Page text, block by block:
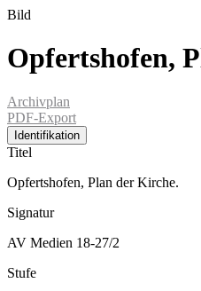
Bild
Opfertshofen,
Archivplan
PDF-Export
Identifikation
Titel
Opfertshofen, Plan der Kirche.
Signatur
AV Medien 18-27/2
Stufe